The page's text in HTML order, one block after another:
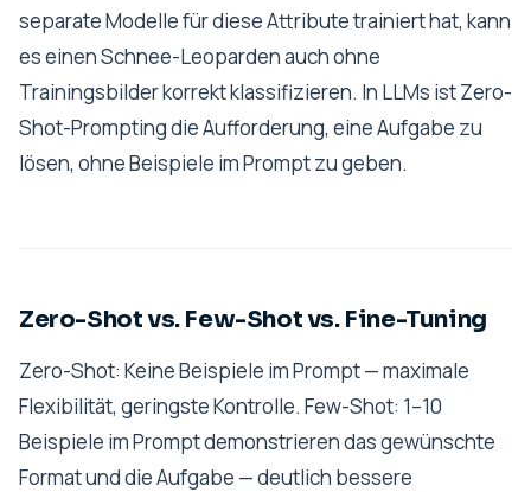
separate Modelle für diese Attribute trainiert hat, kann
es einen Schnee-Leoparden auch ohne
Trainingsbilder korrekt klassifizieren. In LLMs ist Zero-
Shot-Prompting die Aufforderung, eine Aufgabe zu
lösen, ohne Beispiele im Prompt zu geben.
Zero-Shot vs. Few-Shot vs. Fine-Tuning
Zero-Shot: Keine Beispiele im Prompt — maximale
Flexibilität, geringste Kontrolle. Few-Shot: 1–10
Beispiele im Prompt demonstrieren das gewünschte
Format und die Aufgabe — deutlich bessere